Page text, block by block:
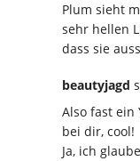
Plum sieht
sehr hellen
dass sie
beautyjagd
Also fast ein
bei dir, cool!
Ja, ich